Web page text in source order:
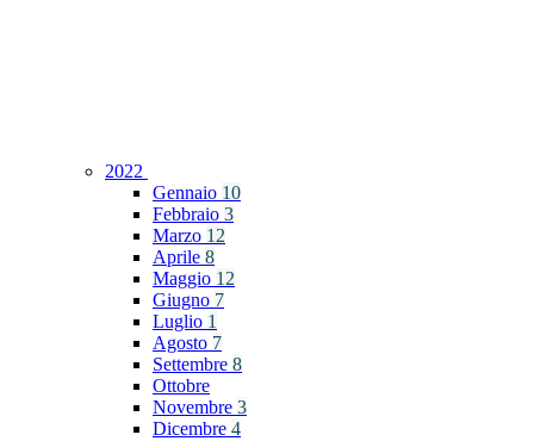
2022
Gennaio 10
Febbraio 3
Marzo 12
Aprile 8
Maggio 12
Giugno 7
Luglio 1
Agosto 7
Settembre 8
Ottobre
Novembre 3
Dicembre 4